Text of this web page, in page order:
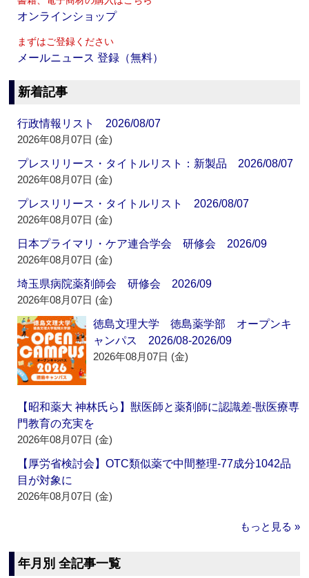
オンラインショップ
まずはご登録ください
メールニュース 登録（無料）
新着記事
行政情報リスト 2026/08/07
2026年08月07日 (金)
プレスリリース・タイトルリスト：新製品 2026/08/07
2026年08月07日 (金)
プレスリリース・タイトルリスト 2026/08/07
2026年08月07日 (金)
日本プライマリ・ケア連合学会 研修会 2026/09
2026年08月07日 (金)
埼玉県病院薬剤師会 研修会 2026/09
2026年08月07日 (金)
徳島文理大学 徳島薬学部 オープンキ
ャンパス 2026/08-2026/09
2026年08月07日 (金)
【昭和薬大 神林氏ら】獣医師と薬剤師に認識差‐獣医療専
門教育の充実を
2026年08月07日 (金)
【厚労省検討会】OTC類似薬で中間整理‐77成分1042品
目が対象に
2026年08月07日 (金)
もっと見る »
年月別 全記事一覧